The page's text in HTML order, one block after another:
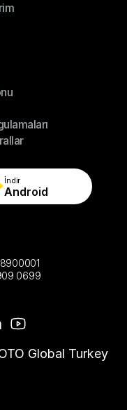
İndir
Android
0699
Global Turkey